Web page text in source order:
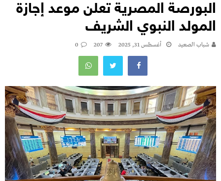
البورصة المصرية تعلن موعد إجازة
المولد النبوي الشريف
شباب الصعيد أغسطس 31, 2025 207
0